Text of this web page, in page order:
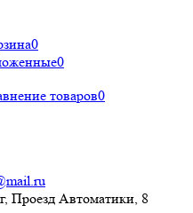
0
0
товаров0
Проезд Автоматики, 8